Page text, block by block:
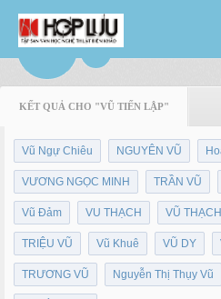
KẾT QUẢ CHO "VŨ TIẾN LẬP"
Vũ Ngự Chiêu NGUYÊN VŨ
VƯƠNG NGỌC MINH TRẦN VŨ
Vũ Đảm VU THẠCH VŨ THẠCH
TRIỆU VŨ Vũ Khuê VŨ DY
TRƯƠNG VŨ Nguyễn Thị Thụy Vũ